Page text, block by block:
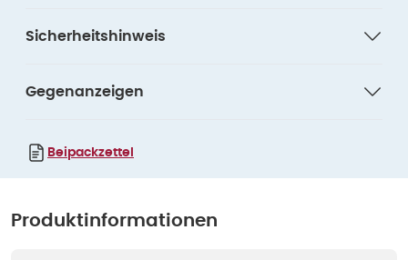
Sicherheitshinweis
Gegenanzeigen
Beipackzettel
Produktinformationen